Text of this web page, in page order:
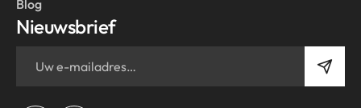
Blog
Nieuwsbrief